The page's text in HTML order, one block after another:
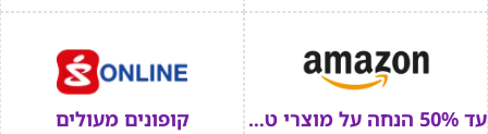
עד 50% הנחה על מוצרי טיפוח קופונים מעולים